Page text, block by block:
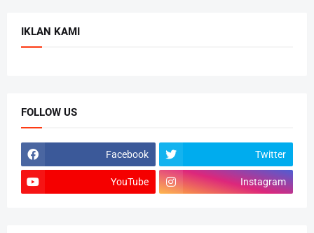
IKLAN KAMI
FOLLOW US
Facebook Twitter
YouTube Instagram